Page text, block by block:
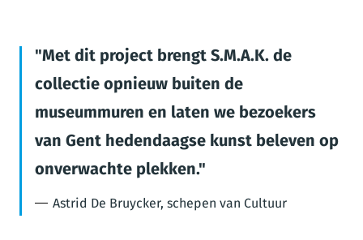
Met dit project brengt S.M.A.K. de
collectie opnieuw buiten de
museummuren en laten we bezoekers
van Gent hedendaagse kunst beleven op
onverwachte plekken.
Astrid De Bruycker, schepen van Cultuur